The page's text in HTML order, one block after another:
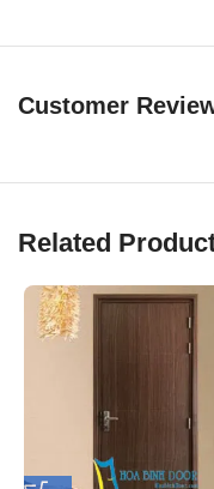
Cấu tạo của cửa nhựa
Tấm cửa được làm từ
Vật liệu này là sự kết
cứng và ưu điểm của
tùy ý và tạo được nhiều
Những tấm nhựa gỗ
Customer
Related